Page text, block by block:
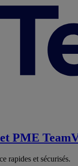
PME
rapides et sécurisés.